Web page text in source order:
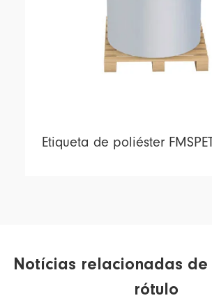
Etiqueta de poliéster
Notícias relacionadas de
rótulo